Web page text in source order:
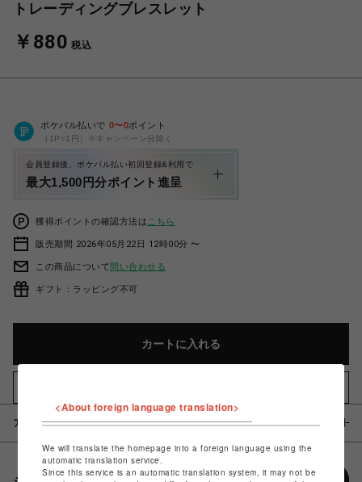
トレーディングブレスレット
￥880 税込
ポケパル払いで 0〜0ポイント
（1P=1円）※キャンペーン分除く
会員登録後、ポケパル払い初回登録&利用で
最大1,500円分ポイント進呈
獲得ポイントの確認方法は こちら
販売期間 2026年05月22日 12時00分 〜
この商品について問い合わせる
ギフト：ラッピング不可
カートに入れる
アイテム説明 / 素材
<About foreign language translation>
We will translate the homepage into a foreign language using the
automatic translation service.
Since this service is an automatic translation system, it may not be